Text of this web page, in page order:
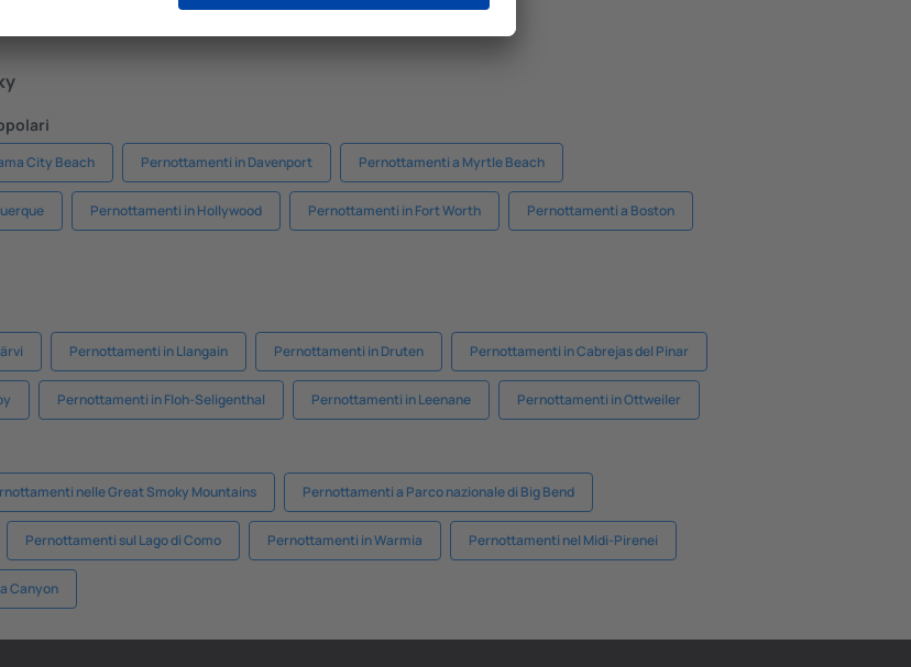
City Beach Pernottamenti in Davenport Pernottamenti a Myrtle Beach
Pernottamenti in Hollywood Pernottamenti in Fort Worth Pernottamenti a Boston
Pernottamenti in Llangain Pernottamenti in Druten Pernottamenti in Cabrejas del Pinar
Pernottamenti in Floh-Seligenthal Pernottamenti in Leenane Pernottamenti in Ottweiler
nelle Great Smoky Mountains Pernottamenti a Parco nazionale di Big Bend
Pernottamenti sul Lago di Como Pernottamenti in Warmia Pernottamenti nel Midi-Pirenei
Canyon